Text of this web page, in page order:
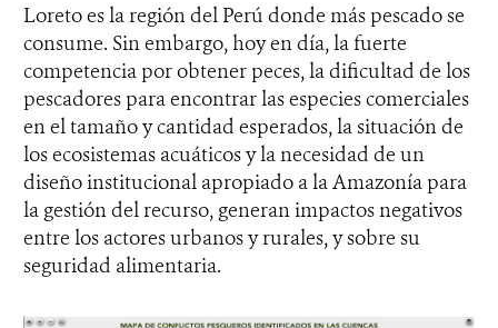
Loreto es la región del Perú donde más pescado se
consume. Sin embargo, hoy en día, la fuerte
competencia por obtener peces, la dificultad de los
pescadores para encontrar las especies comerciales
en el tamaño y cantidad esperados, la situación de
los ecosistemas acuáticos y la necesidad de un
diseño institucional apropiado a la Amazonía para
la gestión del recurso, generan impactos negativos
entre los actores urbanos y rurales, y sobre su
seguridad alimentaria.